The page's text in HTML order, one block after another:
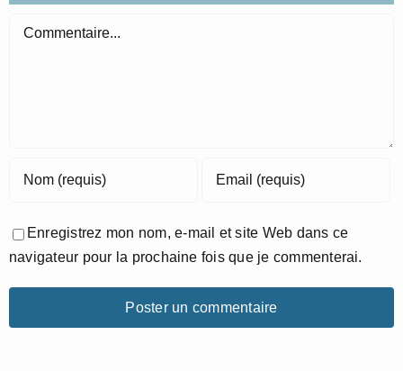
Commentaire
Enregistrez mon nom, e-mail et site Web dans ce
navigateur pour la prochaine fois que je commenterai.